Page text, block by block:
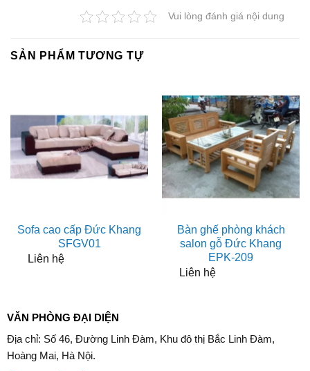
Vui lòng đánh giá nội dung
SẢN PHẨM TƯƠNG TỰ
Sofa cao cấp Đức Khang
SFGV01
Liên hệ
Bàn ghế phòng khách
salon gỗ Đức Khang
EPK-209
Liên hệ
VĂN PHÒNG ĐẠI DIỆN
Địa chỉ: Số 46, Đường Linh Đàm, Khu đô thị Bắc Linh Đàm,
Hoàng Mai, Hà Nội.